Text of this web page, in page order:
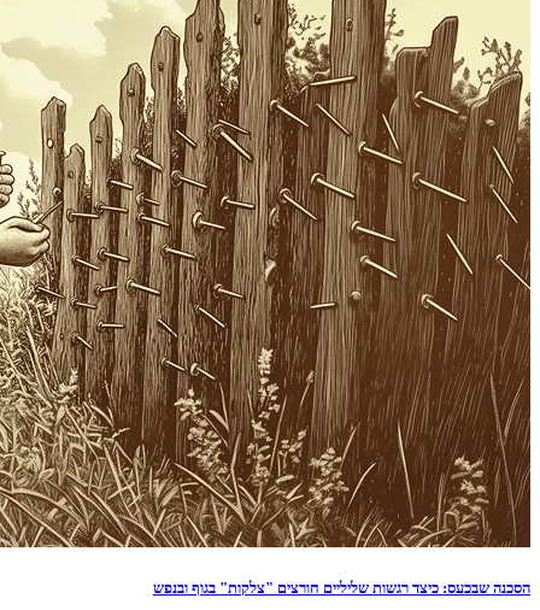
הסכנה שבכעס: כיצד רגשות שליליים חורצים "צלקות" בגוף ובנפש